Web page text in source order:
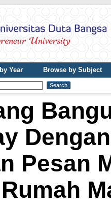
Year
Browse by Subject
Pesan